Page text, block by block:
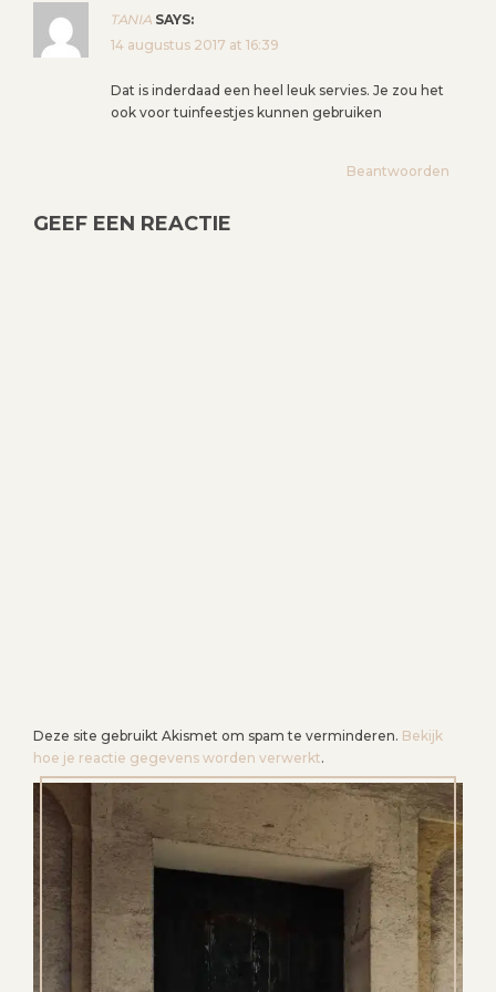
TANIA SAYS:
14 augustus 2017 at 16:39
Dat is inderdaad een heel leuk servies. Je zou het
ook voor tuinfeestjes kunnen gebruiken
Beantwoorden
GEEF EEN REACTIE
Deze site gebruikt Akismet om spam te verminderen. Bekijk
hoe je reactie gegevens worden verwerkt.